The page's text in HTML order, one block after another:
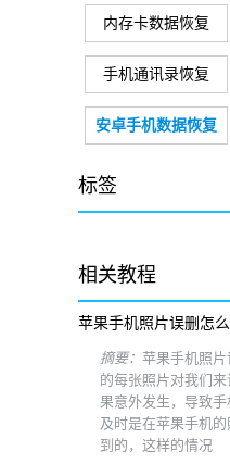
内存卡数据恢复
手机通讯录恢复
安卓手机数据恢复
标签
相关教程
苹果手机照片误删怎么
摘要： 苹果手机照
的每张照片对我们
果意外发生，导致手
及时是在苹果手机
到的，这样的情况